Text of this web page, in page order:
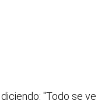
"Todo se ve